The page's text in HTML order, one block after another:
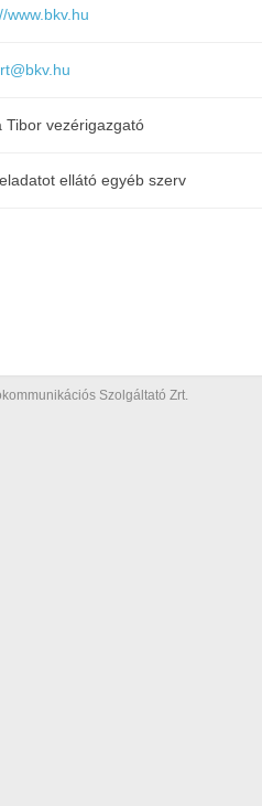
www.bkv.hu
Tibor vezérigazgató
ellátó egyéb szerv
Szolgáltató Zrt.